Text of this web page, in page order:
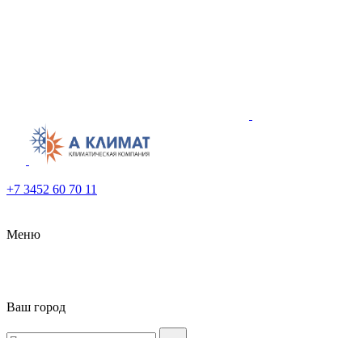
+7 3452 60 70 11
Меню
Ваш город